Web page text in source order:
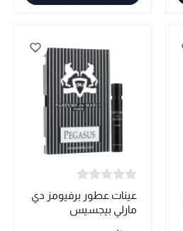
عينات عطور برفيومز دي
مارلي بيجسيس